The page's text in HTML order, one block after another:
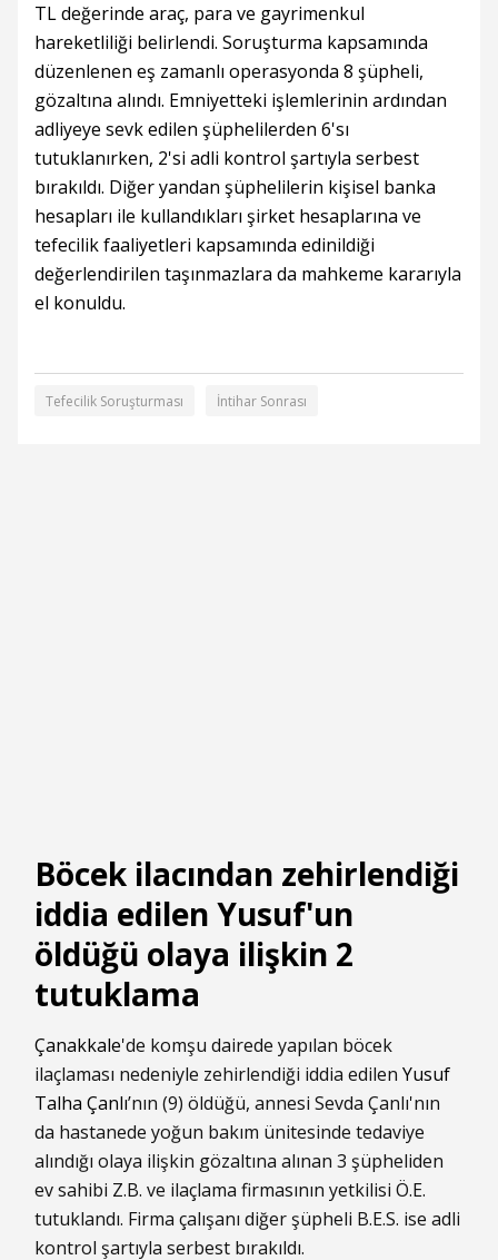
TL değerinde araç, para ve gayrimenkul
hareketliliği belirlendi. Soruşturma kapsamında
düzenlenen eş zamanlı operasyonda 8 şüpheli,
gözaltına alındı. Emniyetteki işlemlerinin ardından
adliyeye sevk edilen şüphelilerden 6'sı
tutuklanırken, 2'si adli kontrol şartıyla serbest
bırakıldı. Diğer yandan şüphelilerin kişisel banka
hesapları ile kullandıkları şirket hesaplarına ve
tefecilik faaliyetleri kapsamında edinildiği
değerlendirilen taşınmazlara da mahkeme kararıyla
el konuldu.
Tefecilik Soruşturması İntihar Sonrası
Böcek ilacından zehirlendiği
iddia edilen Yusuf'un
öldüğü olaya ilişkin 2
tutuklama
Çanakkale'de komşu dairede yapılan böcek
ilaçlaması nedeniyle zehirlendiği iddia edilen Yusuf
Talha Çanlı’nın (9) öldüğü, annesi Sevda Çanlı'nın
da hastanede yoğun bakım ünitesinde tedaviye
alındığı olaya ilişkin gözaltına alınan 3 şüpheliden
ev sahibi Z.B. ve ilaçlama firmasının yetkilisi Ö.E.
tutuklandı. Firma çalışanı diğer şüpheli B.E.S. ise adli
kontrol şartıyla serbest bırakıldı.